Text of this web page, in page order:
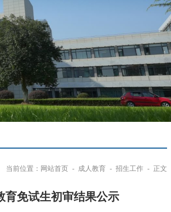
当前位置： 网站首页 - 成人教育 - 招生工作 - 正文
育免试生初审结果公示